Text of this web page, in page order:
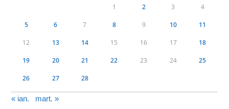
1 2 3 4
5 6 7 8 9 10 11
12 13 14 15 16 17 18
19 20 21 22 23 24 25
26 27 28
« ian. mart. »